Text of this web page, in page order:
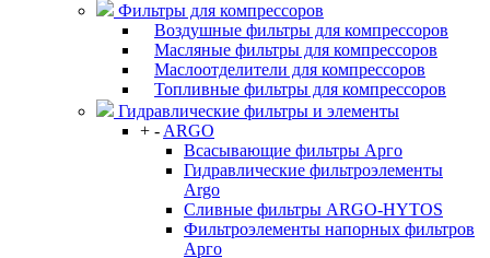
Фильтры для компрессоров
Воздушные фильтры для компрессоров
Масляные фильтры для компрессоров
Маслоотделители для компрессоров
Топливные фильтры для компрессоров
Гидравлические фильтры и элементы
+ - ARGO
Всасывающие фильтры Арго
Гидравлические фильтроэлементы
Argo
Сливные фильтры ARGO-HYTOS
Фильтроэлементы напорных фильтров
Арго